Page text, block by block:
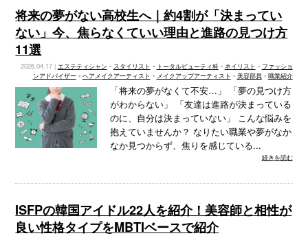
将来の夢がない高校生へ｜約4割が「決まってい
ない」今、焦らなくていい理由と進路の見つけ方
11選
2026.04.17 | エステティシャン • スタイリスト • トータルビューティ科• ネイリスト • ファッショ
ンアドバイザー• ヘアメイクアーティスト • メイクアップアーティスト • 美容部員 • 職業紹介
「将来の夢がなくて不安…」 「夢の見つけ方
がわからない」 「友達は進路が決まっている
のに、自分は決まっていない」 こんな悩みを
抱えていませんか？ なりたい職業や夢がなか
なか見つからず、焦りを感じている...
続きを読む
ISFPの韓国アイドル22人を紹介！美容師と相性が
良い性格タイプをMBTIベースで紹介